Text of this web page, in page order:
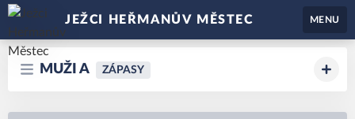
JEŽCI HEŘMANŮV MĚSTEC MENU
MUŽI A ZÁPASY